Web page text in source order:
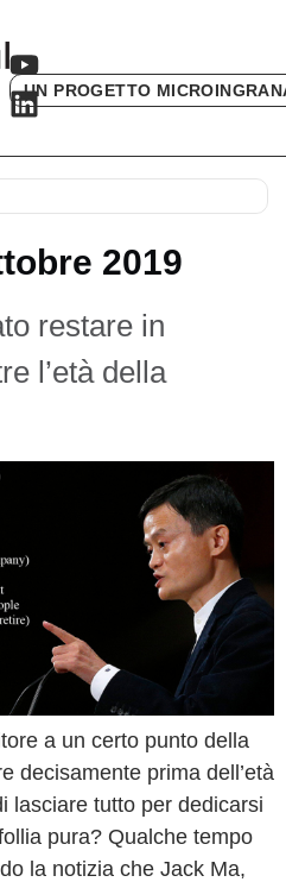
UN PROGETTO
2019
restare in
l’età della
a un certo punto della
decisamente prima dell’età
lasciare tutto per dedicarsi
pura? Qualche tempo
la notizia che Jack Ma,